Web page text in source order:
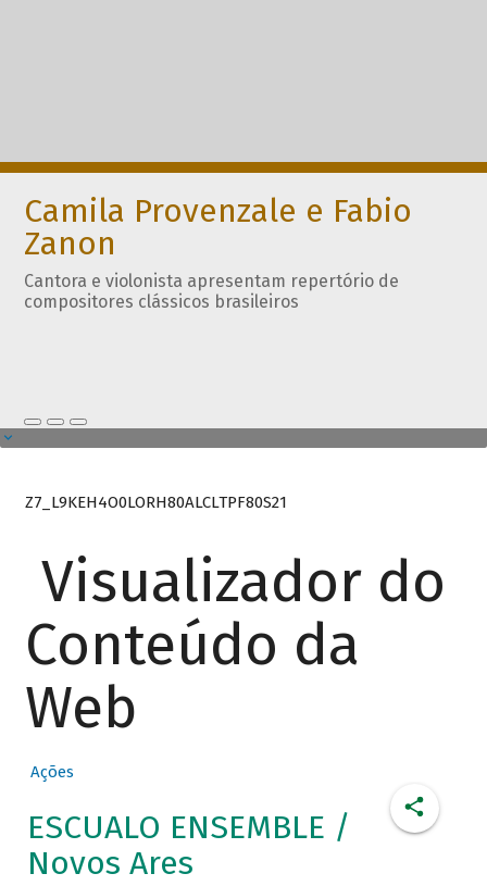
Camila Provenzale e Fabio
Zanon
Cantora e violonista apresentam repertório de
compositores clássicos brasileiros
Z7_L9KEH4O0LORH80ALCLTPF80S21
Visualizador do
Conteúdo da
Web
Ações
ESCUALO ENSEMBLE /
Novos Ares